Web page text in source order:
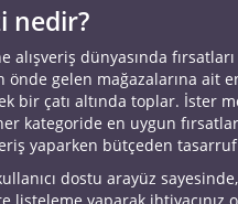
nedir?
alışveriş dünyasında
önde gelen mağazalarına
bir çatı altında toplar. İster
kategoride en uygun
yaparken bütçeden
dostu arayüz